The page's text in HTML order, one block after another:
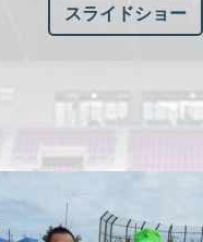
スライドショー